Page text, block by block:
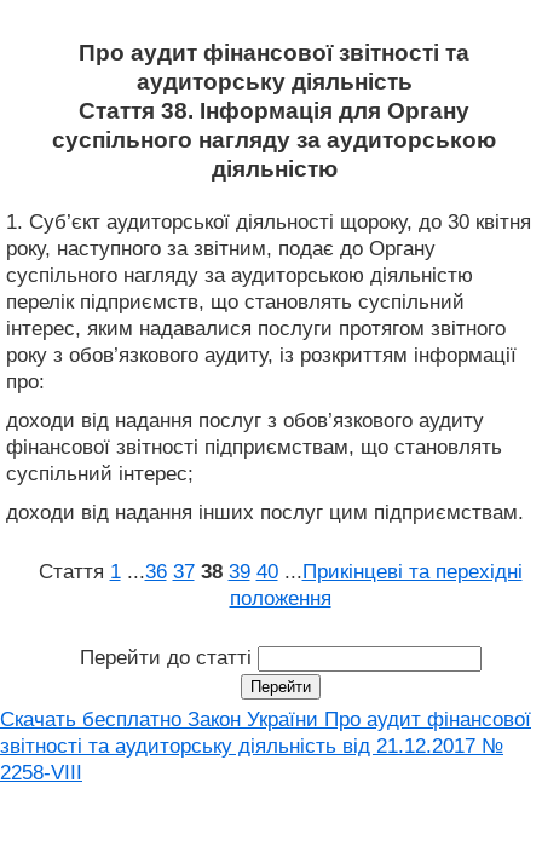
Про аудит фінансової звітності та
аудиторську діяльність
Стаття 38. Інформація для Органу
суспільного нагляду за аудиторською
діяльністю
1. Суб’єкт аудиторської діяльності щороку, до 30 квітня
року, наступного за звітним, подає до Органу
суспільного нагляду за аудиторською діяльністю
перелік підприємств, що становлять суспільний
інтерес, яким надавалися послуги протягом звітного
року з обов’язкового аудиту, із розкриттям інформації
про:
доходи від надання послуг з обов’язкового аудиту
фінансової звітності підприємствам, що становлять
суспільний інтерес;
доходи від надання інших послуг цим підприємствам.
Стаття 1 ...36 37 38 39 40 ...Прикінцеві та перехідні
положення
Перейти до статті
Скачать бесплатно Закон України Про аудит фінансової
звітності та аудиторську діяльність від 21.12.2017 №
2258-VIII